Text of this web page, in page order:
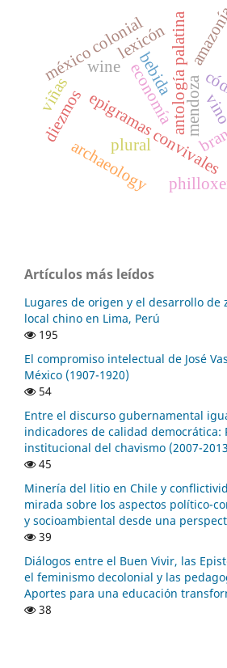
epigramas convivales
antología palatina
plural
wine
archaeology
economía
diezmos
méxico colonial
mendoza
viñas
lexicón
bebida
Artículos más leídos
Lugares de origen y el desarrollo de
local chino en Lima, Perú
195
El compromiso intelectual de José
México (1907-1920)
54
Entre el discurso gubernamental
indicadores de calidad democrática:
institucional del chavismo (2007-
45
Minería del litio en Chile y
mirada sobre los aspectos político-
y socioambiental desde una
39
Diálogos entre el Buen Vivir, las
el feminismo decolonial y las
Aportes para una educación
38